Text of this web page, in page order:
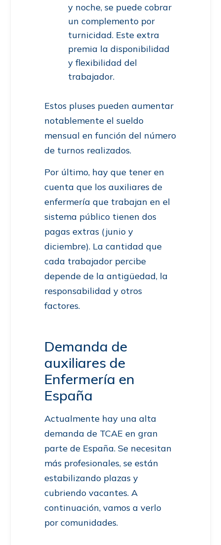
y noche, se puede cobrar
un complemento por
turnicidad. Este extra
premia la disponibilidad
y flexibilidad del
trabajador.
Estos pluses pueden aumentar
notablemente el sueldo
mensual en función del número
de turnos realizados.
Por último, hay que tener en
cuenta que los auxiliares de
enfermería que trabajan en el
sistema público tienen dos
pagas extras (junio y
diciembre). La cantidad que
cada trabajador percibe
depende de la antigüedad, la
responsabilidad y otros
factores.
Demanda de
auxiliares de
Enfermería en
España
Actualmente hay una alta
demanda de TCAE en gran
parte de España. Se necesitan
más profesionales, se están
estabilizando plazas y
cubriendo vacantes. A
continuación, vamos a verlo
por comunidades.